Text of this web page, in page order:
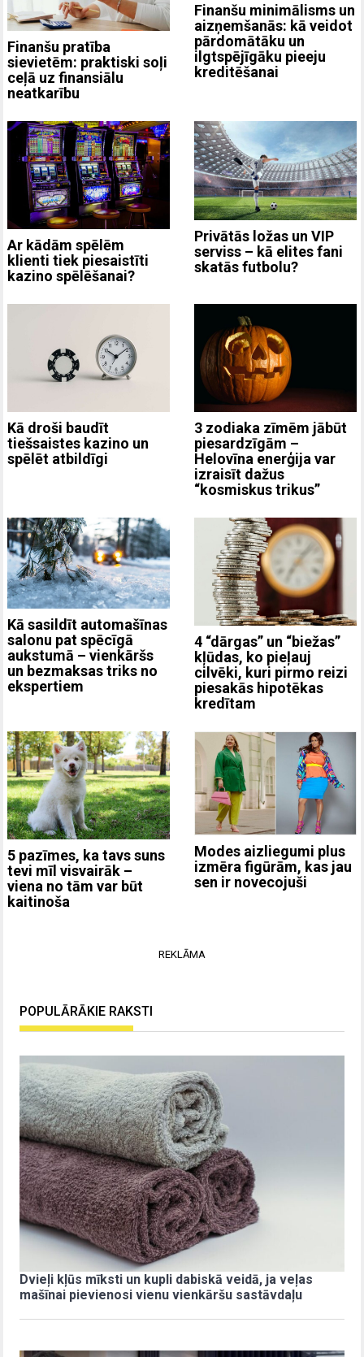
Finanšu pratība
sievietēm: praktiski soļi
ceļā uz finansiālu
neatkarību
Finanšu minimālisms un
aizņemšanās: kā veidot
pārdomātāku un
ilgtspējīgāku pieeju
kreditēšanai
Ar kādām spēlēm
klienti tiek piesaistīti
kazino spēlēšanai?
Privātās ložas un VIP
serviss – kā elites fani
skatās futbolu?
Kā droši baudīt
tiešsaistes kazino un
spēlēt atbildīgi
3 zodiaka zīmēm jābūt
piesardzīgām –
Helovīna enerģija var
izraisīt dažus
“kosmiskus trikus”
Kā sasildīt automašīnas
salonu pat spēcīgā
aukstumā – vienkāršs
un bezmaksas triks no
ekspertiem
4 “dārgas” un “biežas”
kļūdas, ko pieļauj
cilvēki, kuri pirmo reizi
piesakās hipotēkas
kredītam
5 pazīmes, ka tavs suns
tevi mīl visvairāk –
viena no tām var būt
kaitinoša
Modes aizliegumi plus
izmēra figūrām, kas jau
sen ir novecojuši
REKLĀMA
POPULĀRĀKIE RAKSTI
Dvieļi kļūs mīksti un kupli dabiskā veidā, ja veļas
mašīnai pievienosi vienu vienkāršu sastāvdaļu